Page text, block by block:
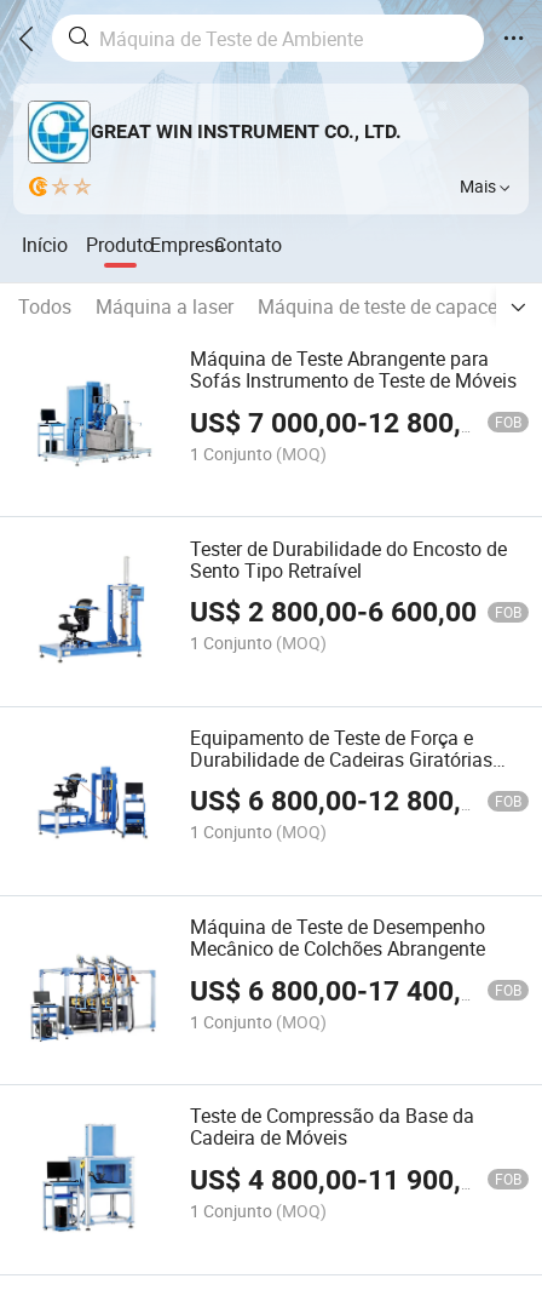
GREAT WIN INSTRUMENT CO., LTD.
Mais
Início ProdutoEmpresaContato
Todos Máquina a laser
Máquina de teste de capacete
Máquina de Teste Abrangente para
Sofás Instrumento de Teste de Móveis
US$7 000,00-12 800,00 FOB
1 Conjunto (MOQ)
Tester de Durabilidade do Encosto de
Sento Tipo Retraível
US$2 800,00-6 600,00 FOB
1 Conjunto (MOQ)
Equipamento de Teste de Força e
Durabilidade de Cadeiras Giratórias
para Escritório
US$ 6 800,00-12 800,00 FOB
1 Conjunto (MOQ)
Máquina de Teste de Desempenho
Mecânico de Colchões Abrangente
US$ 6 800,00-17 400,00 FOB
1 Conjunto (MOQ)
Teste de Compressão da Base da
Cadeira de Móveis
US$4 800,00-11 900,00 FOB
1 Conjunto (MOQ)